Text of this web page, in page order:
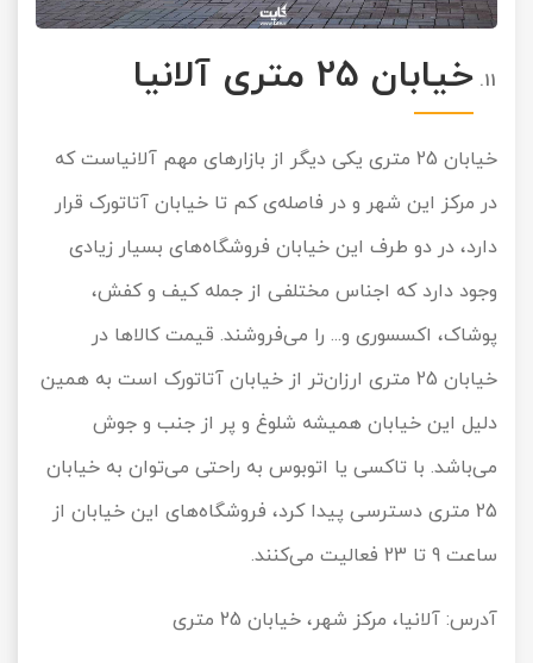
خیابان 25 متری آلانیا
خیابان 25 متری یکی دیگر از بازارهای مهم آلانیاست که
در مرکز این شهر و در فاصله‌ی کم تا خیابان آتاتورک قرار
دارد، در دو طرف این خیابان فروشگاه‌های بسیار زیادی
وجود دارد که اجناس مختلفی از جمله کیف و کفش،
پوشاک، اکسسوری و... را می‌فروشند. قیمت کالاها در
خیابان 25 متری ارزان‌تر از خیابان آتاتورک است به همین
دلیل این خیابان همیشه شلوغ و پر از جنب و جوش
می‌باشد. با تاکسی یا اتوبوس به راحتی می‌توان به خیابان
25 متری دسترسی پیدا کرد، فروشگاه‌های این خیابان از
ساعت 9 تا 23 فعالیت می‌کنند.
آدرس: آلانیا، مرکز شهر، خیابان 25 متری